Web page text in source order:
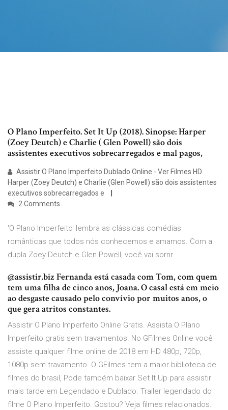
O Plano Imperfeito. Set It Up (2018). Sinopse: Harper
(Zoey Deutch) e Charlie ( Glen Powell) são dois
assistentes executivos sobrecarregados e mal pagos,
Assistir O Plano Imperfeito Dublado Online - Ver Filmes HD.
Harper (Zoey Deutch) e Charlie (Glen Powell) são dois assistentes
executivos sobrecarregados e
2 Comments
'O Plano Imperfeito' lembra as clássicas comédias
românticas que todos nós conhecemos e amamos. Com a
dupla Zoey Deutch e Glen Powell, você vai sorrir
@assistir.biz Fernanda está casada com Tom, com quem
tem uma filha de cinco anos, Joana. O casal está em meio
ao desgaste causado pelo convívio por muitos anos, o
que gera atritos constantes.
Assistir O Plano Imperfeito Online Gratis. Assista O Plano
Imperfeito gratis sem travamentos. No GFilmes Online você
assiste qualquer filme online de 2018 em HD 480p, 720p,
1080p sem travamento. O GFilmes tem a maior biblioteca de
filmes do brasil, Pode também baixar Set It Up para assistir
mais tarde em Legendado e Dublado. Trailer legendado do
filme O Plano Imperfeito. Gostou? Veja filmes relacionados.